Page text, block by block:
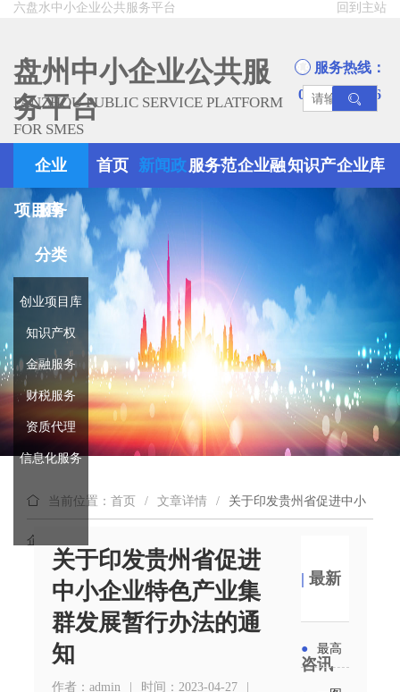
回到主站
六盘水中小企业公共服务平台
盘州中小企业公共服
务平台
PANZHOU PUBLIC SERVICE PLATFORM
FOR SMES
服务热线：
0858-8945666
企业
服务
分类
创业项目库
知识产权
金融服务
财税服务
资质代理
信息化服务
首页 新闻政
策
服务范企业融知识产企业库
项目库
当前位置：首页 / 文章详情 / 关于印发贵州省促进中小
企业特色产业集群发展暂行办法的通知
关于印发贵州省促进
中小企业特色产业集
群发展暂行办法的通
知
作者：admin | 时间：2023-04-27
|
|最新
咨讯
● 最高